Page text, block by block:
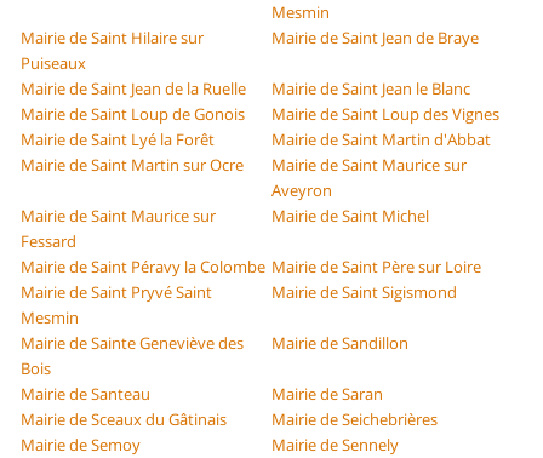
Mesmin
Mairie de Saint Hilaire sur
Puiseaux
Mairie de Saint Jean de Braye
Mairie de Saint Jean de la Ruelle
Mairie de Saint Jean le Blanc
Mairie de Saint Loup de Gonois
Mairie de Saint Loup des Vignes
Mairie de Saint Lyé la Forêt
Mairie de Saint Martin d'Abbat
Mairie de Saint Martin sur Ocre
Mairie de Saint Maurice sur
Aveyron
Mairie de Saint Maurice sur
Fessard
Mairie de Saint Michel
Mairie de Saint Péravy la Colombe Mairie de Saint Père sur Loire
Mairie de Saint Pryvé Saint
Mesmin
Mairie de Saint Sigismond
Mairie de Sainte Geneviève des
Bois
Mairie de Sandillon
Mairie de Santeau
Mairie de Saran
Mairie de Sceaux du Gâtinais
Mairie de Seichebrières
Mairie de Semoy
Mairie de Sennely